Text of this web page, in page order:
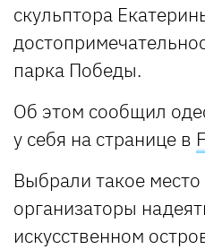
скульптора
парка Победы.
Об этом сообщил
у себя на странице в
Выбрали такое место
организаторы
искусственном